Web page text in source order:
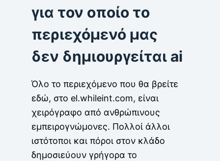
για τον οποίο το
περιεχόμενό μας
δεν δημιουργείται ai
Όλο το περιεχόμενο που θα βρείτε
εδώ, στο el.whileint.com, είναι
χειρόγραφο από ανθρώπινους
εμπειρογνώμονες. Πολλοί άλλοι
ιστότοποι και πόροι στον κλάδο
δημοσιεύουν γρήγορα το